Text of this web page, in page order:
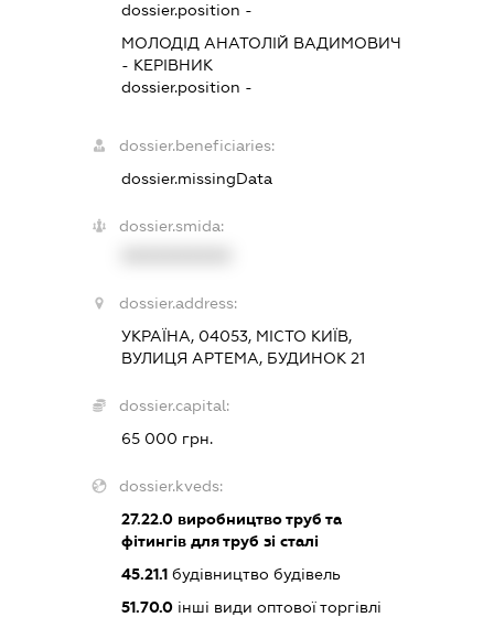
dossier.position -
МОЛОДІД АНАТОЛІЙ ВАДИМОВИЧ
- КЕРІВНИК
dossier.position -
dossier.beneficiaries:
dossier.missingData
dossier.smida:
dossier.address:
УКРАЇНА, 04053, МІСТО КИЇВ,
ВУЛИЦЯ АРТЕМА, БУДИНОК 21
dossier.capital:
65 000 грн.
dossier.kveds:
27.22.0 виробництво труб та
фітингів для труб зі сталі
45.21.1 будівництво будівель
51.70.0 інші види оптової торгівлі